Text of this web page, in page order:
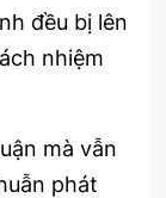
đều bị lên
nhiệm
mà vẫn
phát